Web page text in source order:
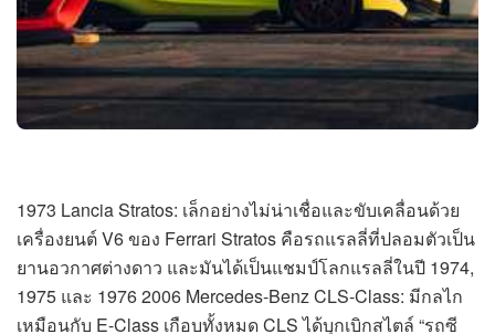
1973 Lancia Stratos: เล็กอย่างไม่น่าเชื่อและขับเคลื่อนด้วย
เครื่องยนต์ V6 ของ Ferrari Stratos คือรถแรลลี่ที่ปลอมตัวเป็น
ยานอวกาศต่างดาว และมันได้เป็นแชมป์โลกแรลลี่ในปี 1974,
1975 และ 1976 2006 Mercedes-Benz CLS-Class: มีกลไก
เหมือนกับ E-Class เกือบทั้งหมด CLS ได้บุกเบิกสไตล์ “รถซี